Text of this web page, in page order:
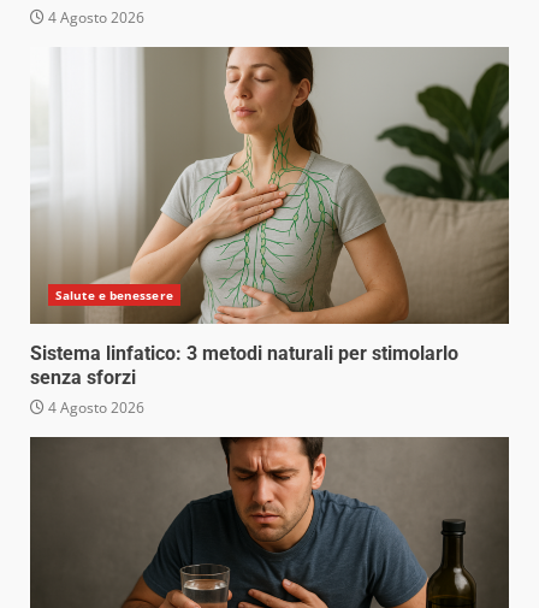
4 Agosto 2026
Salute e benessere
Sistema linfatico: 3 metodi naturali per stimolarlo
senza sforzi
4 Agosto 2026